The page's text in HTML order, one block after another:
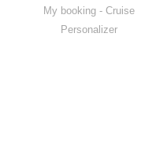
My booking - Cruise
Personalizer